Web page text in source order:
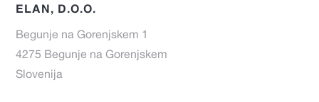
ELAN, D.O.O.
Begunje na Gorenjskem 1
4275 Begunje na Gorenjskem
Slovenija